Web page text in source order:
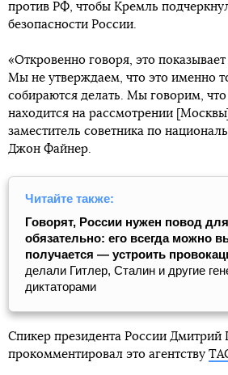
против РФ, чтобы Кремль
безопасности России.
«Откровенно говоря, это
Мы не утверждаем, что это именно
собираются делать. Мы говорим, что
находится на рассмотрении
заместитель советника по
Джон Файнер.
Читайте также:
Говорят, России нужен повод
обязательно: его всегда можно
получается ― устроить
делали Гитлер, Сталин и другие
диктаторами
Спикер президента России Дмитрий
прокомментировал это агентству